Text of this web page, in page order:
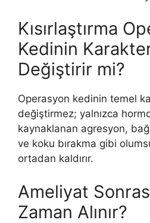
Kısırlaştırma
Kedinin
Değiştirir mi?
Operasyon kedinin temel
değiştirmez; yalnızca
kaynaklanan agresyon,
ve koku bırakma gibi
ortadan kaldırır.
Ameliyat
Zaman Alınır?